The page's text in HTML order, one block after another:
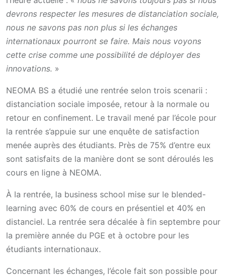
devrons respecter les mesures de distanciation sociale,
nous ne savons pas non plus si les échanges
internationaux pourront se faire. Mais nous voyons
cette crise comme une possibilité de déployer des
innovations. »
NEOMA BS a étudié une rentrée selon trois scenarii :
distanciation sociale imposée, retour à la normale ou
retour en confinement. Le travail mené par l’école pour
la rentrée s’appuie sur une enquête de satisfaction
menée auprès des étudiants. Près de 75% d’entre eux
sont satisfaits de la manière dont se sont déroulés les
cours en ligne à NEOMA.
À la rentrée, la business school mise sur le blended-
learning avec 60% de cours en présentiel et 40% en
distanciel. La rentrée sera décalée à fin septembre pour
la première année du PGE et à octobre pour les
étudiants internationaux.
Concernant les échanges, l’école fait son possible pour